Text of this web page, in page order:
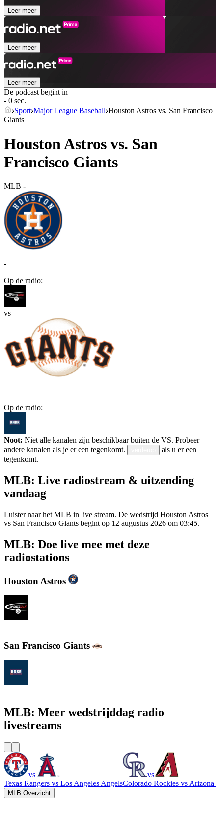
Leer meer
Leer meer
Leer meer
De podcast begint in
- 0 sec.
Sport Major League Baseball Houston Astros vs. San Francisco
Giants
Houston Astros vs. San
Francisco Giants
MLB -
-
Op de radio:
vs
-
Op de radio:
Noot: Niet alle kanalen zijn beschikbaar buiten de VS. Probeer
andere kanalen als je er een tegenkomt.
als u er een
tegenkomt.
MLB: Live radiostream & uitzending
vandaag
Luister naar het MLB in live stream. De wedstrijd Houston Astros
vs San Francisco Giants begint op 12 augustus 2026 om 03:45.
MLB: Doe live mee met deze
radiostations
Houston Astros
San Francisco Giants
MLB: Meer wedstrijddag radio
livestreams
vs
Texas Rangers vs Los Angeles Angels
vs
Colorado Rockies vs Arizona
MLB Overzicht